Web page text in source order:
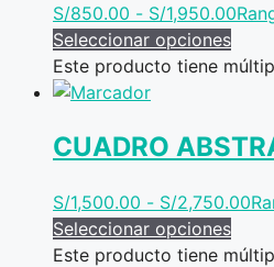
S/850.00 - S/1,950.00
Seleccionar opciones
Este producto tiene
CUADRO
S/1,500.00 - S/2,750.00
Seleccionar opciones
Este producto tiene